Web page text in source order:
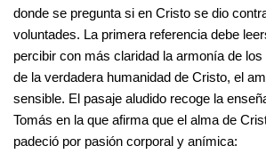
donde se pregunta si en Cristo se dio
voluntades. La primera referencia debe
percibir con más claridad la armonía de
de la verdadera humanidad de Cristo, el
sensible. El pasaje aludido recoge la
Tomás en la que afirma que el alma de
padeció por pasión corporal y anímica: